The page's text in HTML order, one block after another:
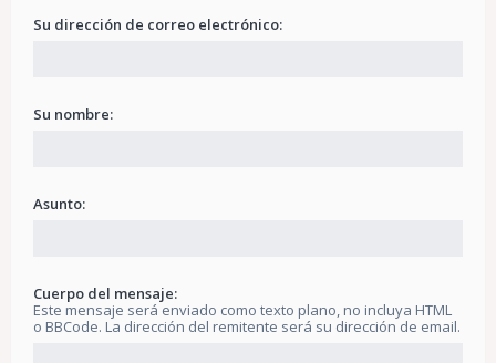
Su dirección de correo electrónico:
Su nombre:
Asunto:
Cuerpo del mensaje:
Este mensaje será enviado como texto plano, no incluya HTML
o BBCode. La dirección del remitente será su dirección de email.